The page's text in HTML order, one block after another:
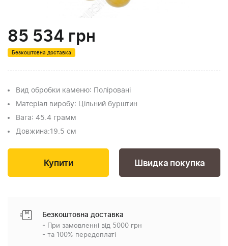
85 534 грн
Безкоштовна доставка
Вид обробки каменю: Поліровані
Матеріал виробу: Цільний бурштин
Вага: 45.4 грамм
Довжина:19.5 см
Швидка покупка
Безкоштовна доставка
- При замовленні від 5000 грн
- та 100% передоплаті